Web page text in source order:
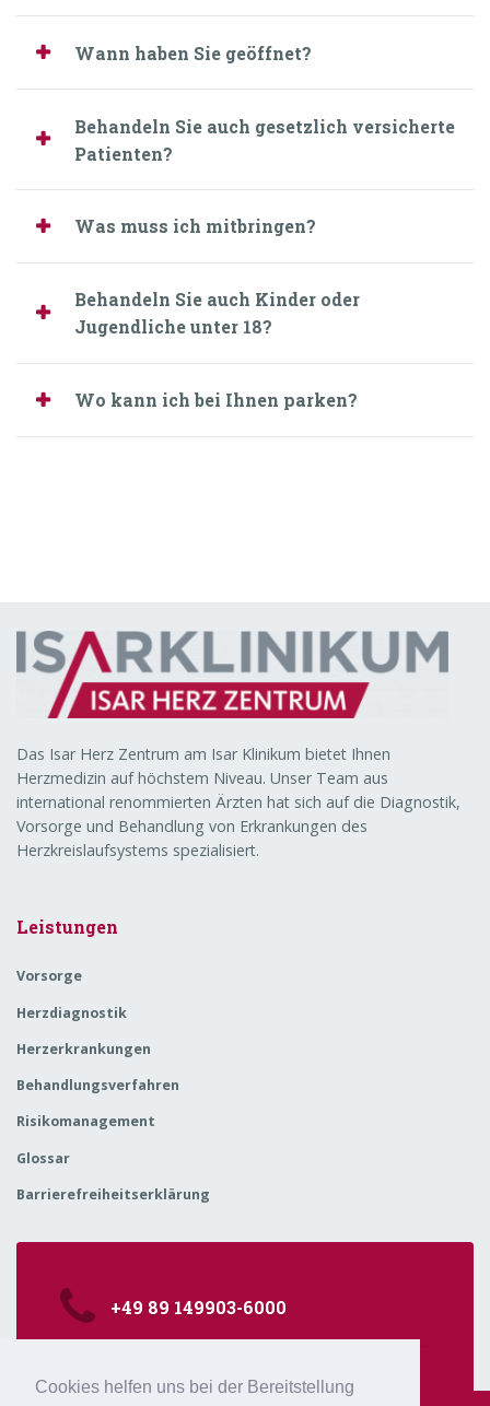
Cookies helfen uns bei der Bereitstellung
Wann haben Sie geöffnet?
Behandeln Sie auch gesetzlich versicherte
Patienten?
Was muss ich mitbringen?
Behandeln Sie auch Kinder oder
Jugendliche unter 18?
Wo kann ich bei Ihnen parken?
Das Isar Herz Zentrum am Isar Klinikum bietet Ihnen
Herzmedizin auf höchstem Niveau. Unser Team aus
international renommierten Ärzten hat sich auf die Diagnostik,
Vorsorge und Behandlung von Erkrankungen des
Herzkreislaufsystems spezialisiert.
Leistungen
Vorsorge
Herzdiagnostik
Herzerkrankungen
Behandlungsverfahren
Risikomanagement
Glossar
Barrierefreiheitserklärung
+49 89 149903-6000